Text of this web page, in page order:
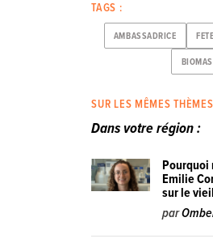
TAGS :
AMBASSADRICE
SUR LES MÊMES THÈMES
Dans votre région :
Emilie
sur le
par